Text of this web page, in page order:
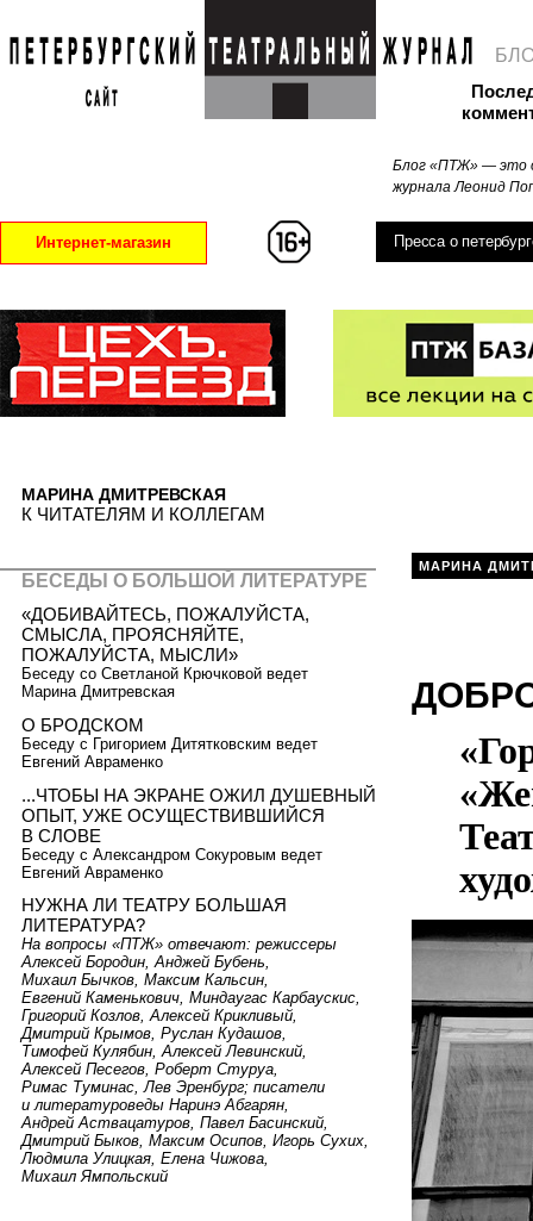
Блог «ПТЖ» — это
журнала Леонид
Интернет-магазин Пресса о
МАРИНА
МАРИНА ДМИТРЕВСКАЯ
К ЧИТАТЕЛЯМ И КОЛЛЕГАМ
БЕСЕДЫ О БОЛЬШОЙ ЛИТЕРАТУРЕ
«ДОБИВАЙТЕСЬ, ПОЖАЛУЙСТА,
СМЫСЛА, ПРОЯСНЯЙТЕ,
ПОЖАЛУЙСТА, МЫСЛИ»
Беседу со Светланой Крючковой ведет
Марина Дмитревская
О БРОДСКОМ
Беседу с Григорием Дитятковским ведет
Евгений Авраменко
...ЧТОБЫ НА ЭКРАНЕ ОЖИЛ ДУШЕВНЫЙ
ОПЫТ, УЖЕ ОСУЩЕСТВИВШИЙСЯ
В СЛОВЕ
Беседу с Александром Сокуровым ведет
Евгений Авраменко
НУЖНА ЛИ ТЕАТРУ БОЛЬШАЯ
ЛИТЕРАТУРА?
На вопросы «ПТЖ» отвечают: режиссеры
Алексей Бородин, Анджей Бубень,
Михаил Бычков, Максим Кальсин,
Евгений Каменькович, Миндаугас Карбаускис,
Григорий Козлов, Алексей Крикливый,
Дмитрий Крымов, Руслан Кудашов,
Тимофей Кулябин, Алексей Левинский,
Алексей Песегов, Роберт Стуруа,
Римас Туминас, Лев Эренбург; писатели
и литературоведы Наринэ Абгарян,
Андрей Аствацатуров, Павел Басинский,
Дмитрий Быков, Максим Осипов, Игорь Сухих,
Людмила Улицкая, Елена Чижова,
Михаил Ямпольский